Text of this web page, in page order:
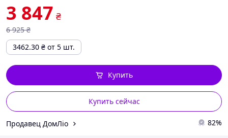
3 847 ₴
6 925 ₴
3462.30 ₴ от 5 шт.
Купить сейчас
Купить
Продавец ДомЛіо 82%